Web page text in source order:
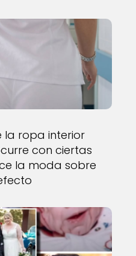
la ropa interior
con ciertas
la moda sobre